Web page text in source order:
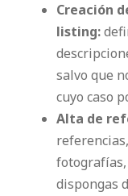
Creación
listing:
salvo que
cuyo caso
Alta de
dispongas